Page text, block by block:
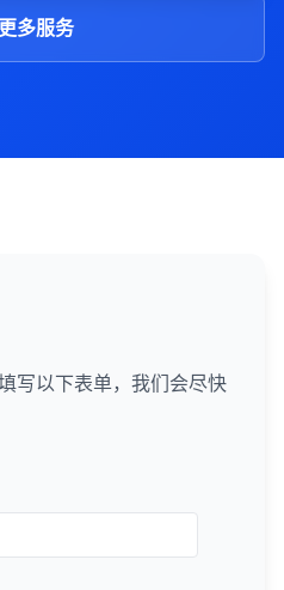
多服务
写以下表单，我们会尽快